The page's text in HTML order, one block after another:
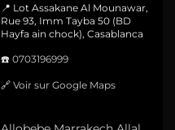
📍 Lot Assakane Al Mounawar,
Rue 93, Imm Tayba 50 (BD
Hayfa ain chock), Casablanca
☎️ 0703196999
🔗 Voir sur Google Maps